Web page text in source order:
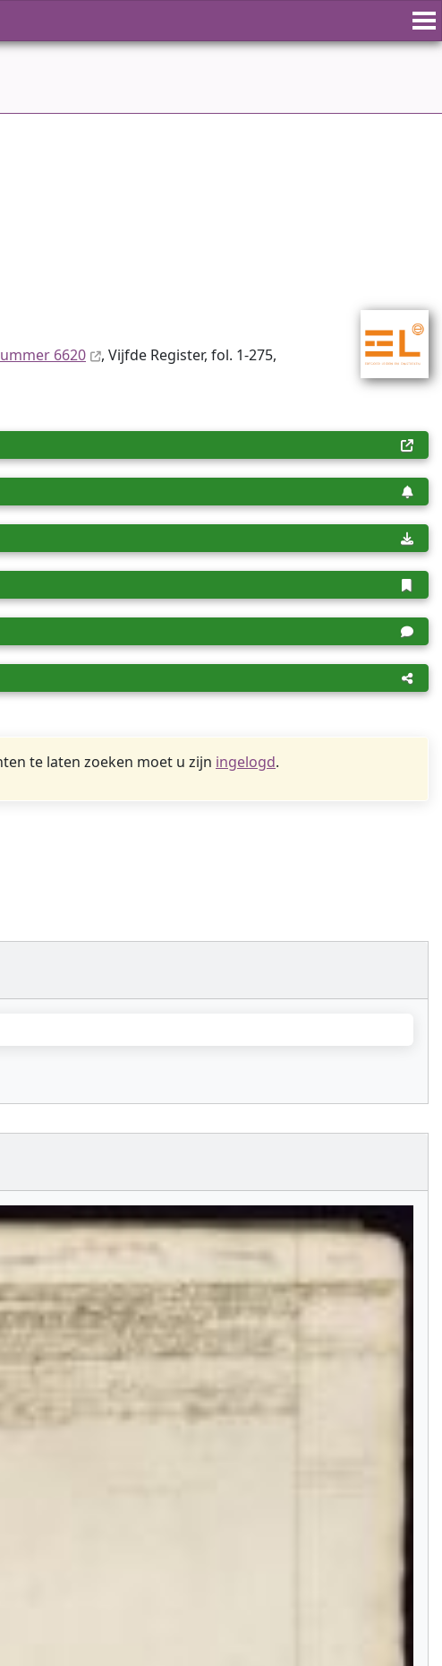
6620
, Vijfde Register, fol. 1-275,
te laten zoeken moet u zijn ingelogd.